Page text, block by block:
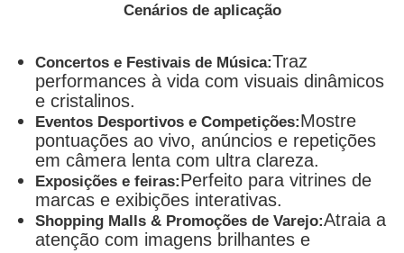
Cenários de aplicação
Concertos e Festivais de Música:Traz
performances à vida com visuais dinâmicos
e cristalinos.
Eventos Desportivos e Competições:Mostre
pontuações ao vivo, anúncios e repetições
em câmera lenta com ultra clareza.
Exposições e feiras:Perfeito para vitrines de
marcas e exibições interativas.
Shopping Malls & Promoções de Varejo:Atraia a
atenção com imagens brilhantes e